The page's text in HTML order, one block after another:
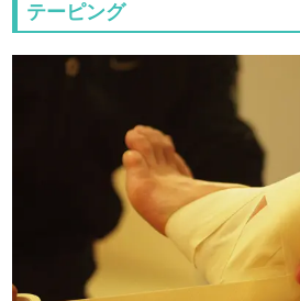
テーピング